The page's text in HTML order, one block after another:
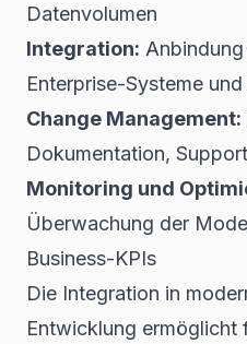
Datenvolumen
Integration:
Enterprise-Systeme
Change Management:
Dokumentation,
Monitoring und
Überwachung der
Business-KPIs
Die Integration in
Entwicklung ermöglicht